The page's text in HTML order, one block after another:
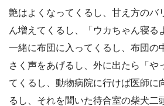
艶はよくなってくるし、甘え方のバ
ん増えてくるし、「ウカちゃん寝る
一緒に布団に入ってくるし、布団の
さく声をあげるし、外に出たら「や
てくるし、動物病院に行けば医師に
るし、それを聞いた待合室の柴犬二